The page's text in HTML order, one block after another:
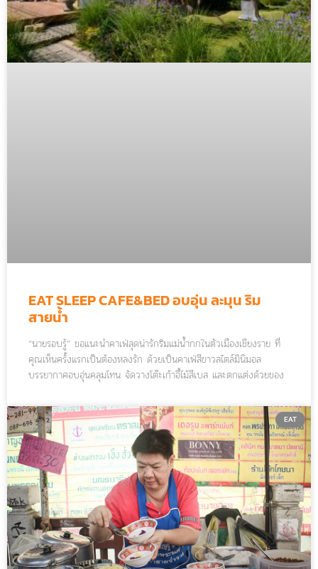
EAT SLEEP CAFE&BED อบอุ่น ละมุน ริม
สายน้ำ
“นายรอบรู้” ขอแนะนำคาเฟ่สุดน่ารักริมแม่น้ำกกในตัวเมืองเชียงราย ที่
คุณเห็นครั้งแรกเป็นต้องหลงรัก ด้วยเป็นคาเฟ่สีขาวสไตล์มินิมอล
บรรยากาศอบอุ่นคลุมโทน จัดวางโต๊ะเก้าอี้ไม้สีเบส และตกแต่งด้วยของ
จะเลือกนั่งมุมไหนก็น่ารักกุ๊กกิ๊กทุกมุม
EAT